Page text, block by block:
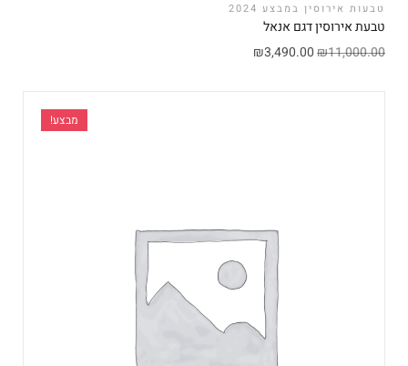
טבעות אירוסין במבצע 2024
טבעת אירוסין דגם אנאל
₪11,000.00
₪3,490.00
מבצע!